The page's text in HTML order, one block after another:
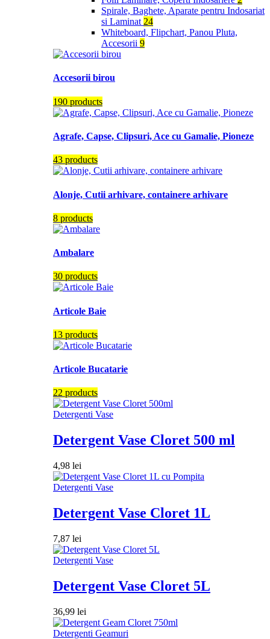
Spirale, Baghete, Aparate pentru Indosariat
si Laminat 24
Whiteboard, Flipchart, Panou Pluta,
Accesorii 9
Accesorii birou
190 products
Agrafe, Capse, Clipsuri, Ace cu Gamalie, Pioneze
43 products
Alonje, Cutii arhivare, containere arhivare
8 products
Ambalare
30 products
Articole Baie
13 products
Articole Bucatarie
22 products
Detergenti Vase
Detergent Vase Cloret 500 ml
4,98 lei
Detergenti Vase
Detergent Vase Cloret 1L
7,87 lei
Detergenti Vase
Detergent Vase Cloret 5L
36,99 lei
Detergenti Geamuri